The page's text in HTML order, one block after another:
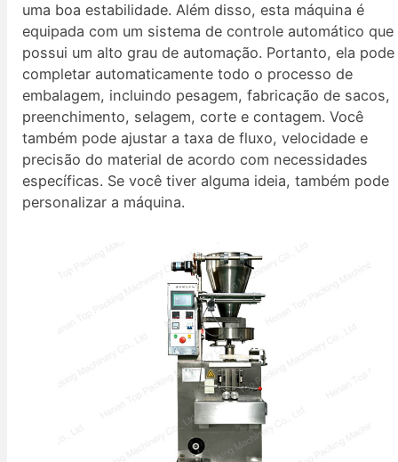
uma boa estabilidade. Além disso, esta máquina é
equipada com um sistema de controle automático que
possui um alto grau de automação. Portanto, ela pode
completar automaticamente todo o processo de
embalagem, incluindo pesagem, fabricação de sacos,
preenchimento, selagem, corte e contagem. Você
também pode ajustar a taxa de fluxo, velocidade e
precisão do material de acordo com necessidades
específicas. Se você tiver alguma ideia, também pode
personalizar a máquina.